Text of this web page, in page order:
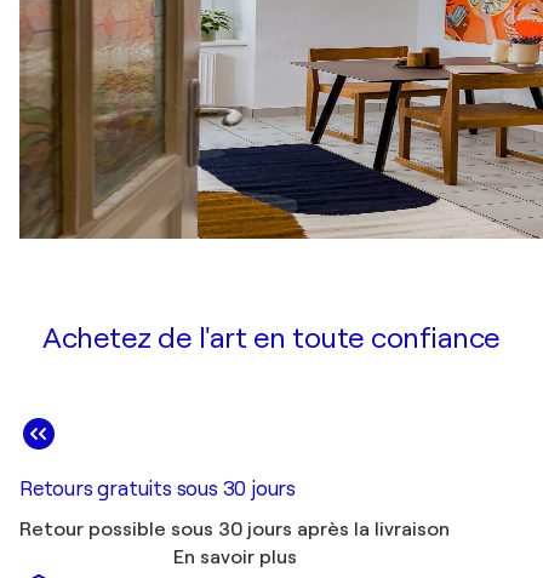
Achetez de l'art en toute confiance
Retours gratuits sous 30 jours
Retour possible sous 30 jours après la livraison
En savoir plus